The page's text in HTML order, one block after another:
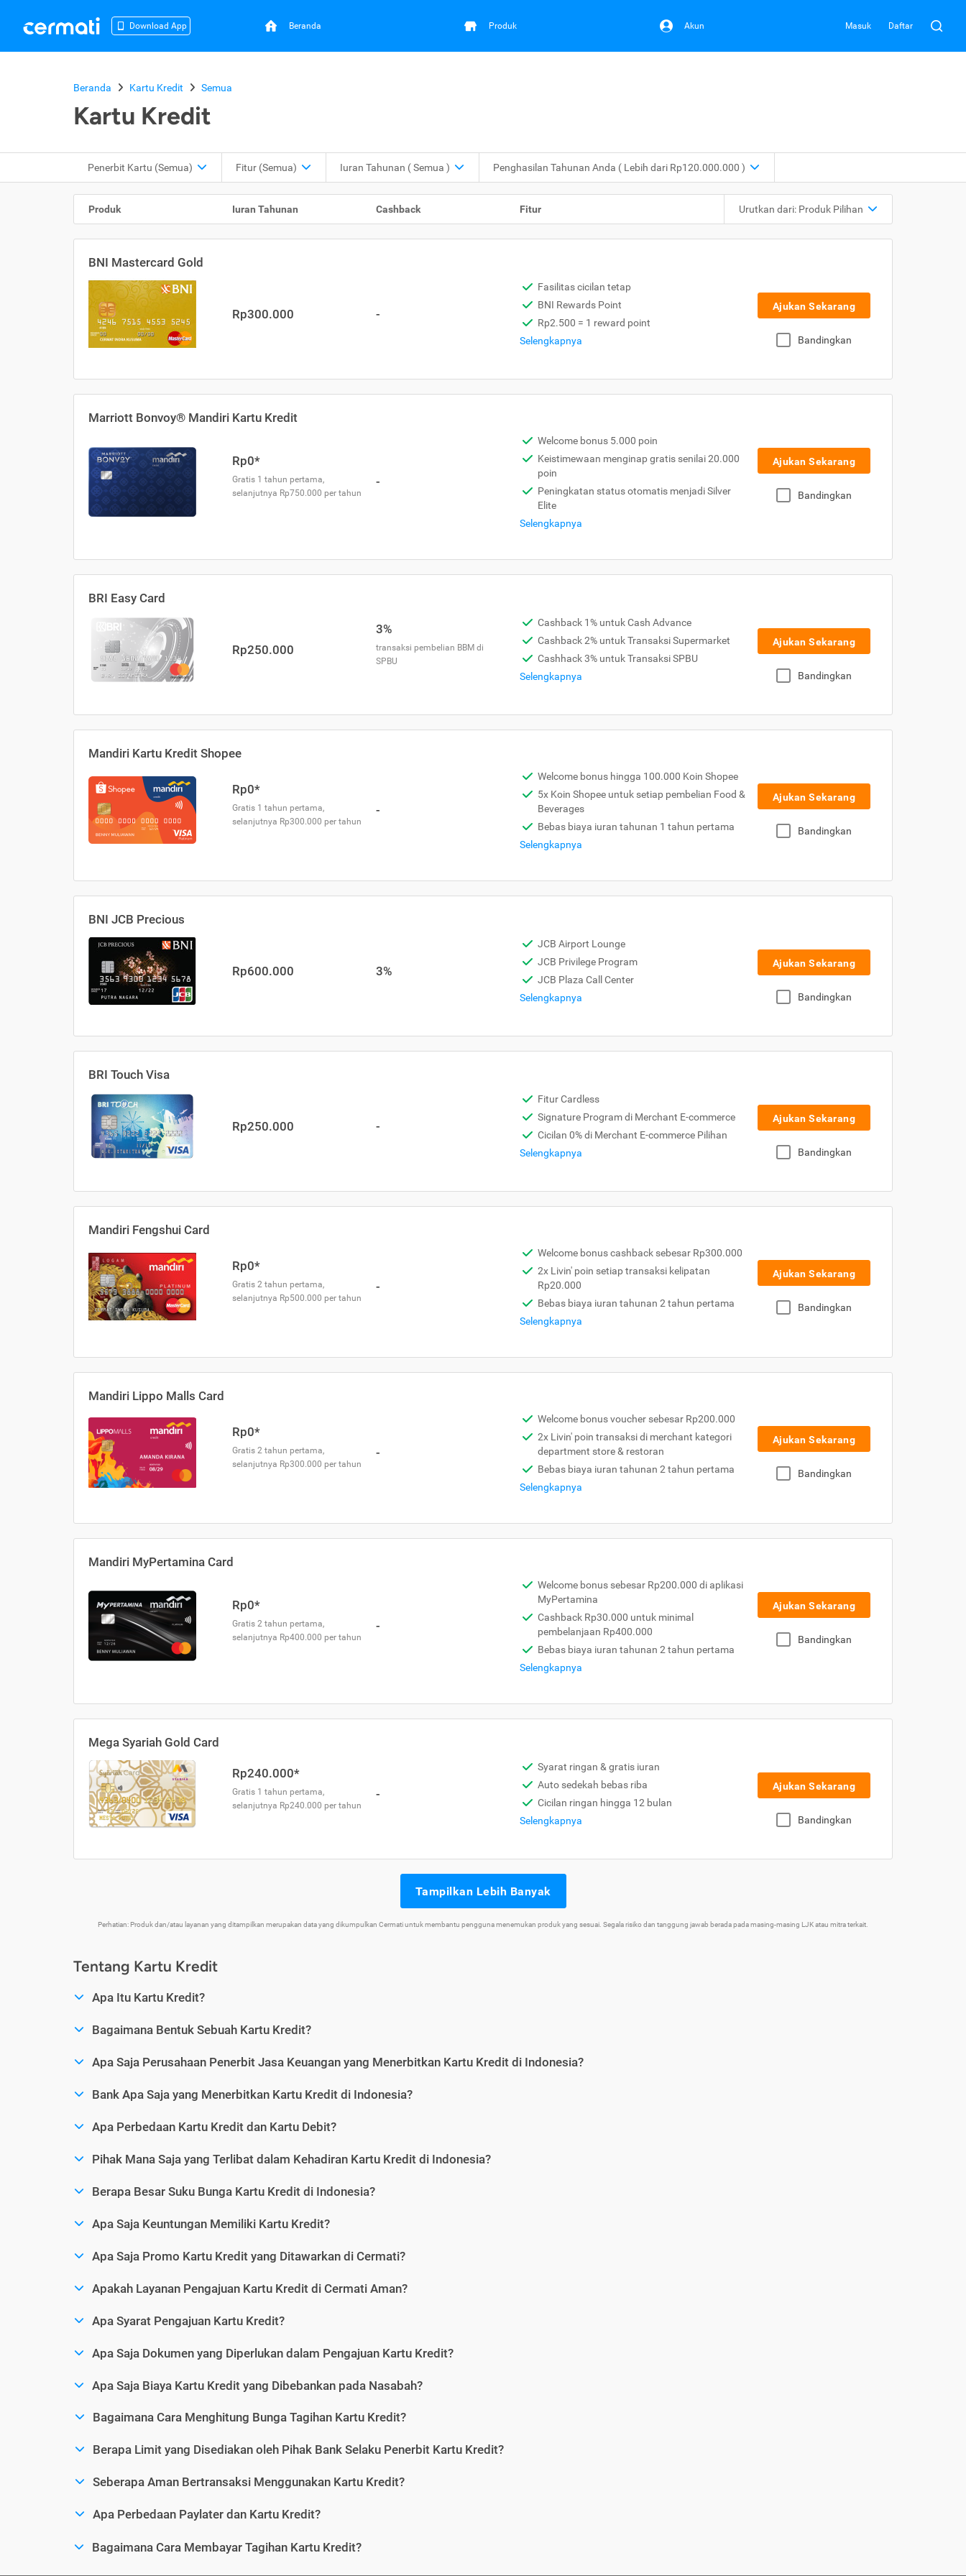
Download App Beranda Produk Akun Masuk Daftar
Beranda Kartu Kredit Semua
Kartu Kredit
Penerbit Kartu (Semua) Fitur (Semua) Iuran Tahunan ( Semua ) Penghasilan Tahunan Anda ( Lebih dari Rp120.000.000 )
Produk Iuran Tahunan Cashback Fitur Urutkan dari: Produk Pilihan
BNI Mastercard Gold
Rp300.000 -
Fasilitas cicilan tetap
BNI Rewards Point
Rp2.500 = 1 reward point
Selengkapnya
Ajukan Sekarang
Bandingkan
Marriott Bonvoy® Mandiri Kartu Kredit
Rp0*
Gratis 1 tahun pertama,
selanjutnya Rp750.000 per tahun
-
Welcome bonus 5.000 poin
Keistimewaan menginap gratis senilai 20.000
poin
Peningkatan status otomatis menjadi Silver
Elite
Selengkapnya
Ajukan Sekarang
Bandingkan
BRI Easy Card
Rp250.000
3%
transaksi pembelian BBM di
SPBU
Cashback 1% untuk Cash Advance
Cashback 2% untuk Transaksi Supermarket
Cashhack 3% untuk Transaksi SPBU
Selengkapnya
Ajukan Sekarang
Bandingkan
Mandiri Kartu Kredit Shopee
Rp0*
Gratis 1 tahun pertama,
selanjutnya Rp300.000 per tahun
-
Welcome bonus hingga 100.000 Koin Shopee
5x Koin Shopee untuk setiap pembelian Food &
Beverages
Bebas biaya iuran tahunan 1 tahun pertama
Selengkapnya
Ajukan Sekarang
Bandingkan
BNI JCB Precious
Rp600.000 3%
JCB Airport Lounge
JCB Privilege Program
JCB Plaza Call Center
Selengkapnya
Ajukan Sekarang
Bandingkan
BRI Touch Visa
Rp250.000 -
Fitur Cardless
Signature Program di Merchant E-commerce
Cicilan 0% di Merchant E-commerce Pilihan
Selengkapnya
Ajukan Sekarang
Bandingkan
Mandiri Fengshui Card
Rp0*
Gratis 2 tahun pertama,
selanjutnya Rp500.000 per tahun
-
Welcome bonus cashback sebesar Rp300.000
2x Livin' poin setiap transaksi kelipatan
Rp20.000
Bebas biaya iuran tahunan 2 tahun pertama
Selengkapnya
Ajukan Sekarang
Bandingkan
Mandiri Lippo Malls Card
Rp0*
Gratis 2 tahun pertama,
selanjutnya Rp300.000 per tahun
-
Welcome bonus voucher sebesar Rp200.000
2x Livin' poin transaksi di merchant kategori
department store & restoran
Bebas biaya iuran tahunan 2 tahun pertama
Selengkapnya
Ajukan Sekarang
Bandingkan
Mandiri MyPertamina Card
Rp0*
Gratis 2 tahun pertama,
selanjutnya Rp400.000 per tahun
-
Welcome bonus sebesar Rp200.000 di aplikasi
MyPertamina
Cashback Rp30.000 untuk minimal
pembelanjaan Rp400.000
Bebas biaya iuran tahunan 2 tahun pertama
Selengkapnya
Ajukan Sekarang
Bandingkan
Mega Syariah Gold Card
Rp240.000*
Gratis 1 tahun pertama,
selanjutnya Rp240.000 per tahun
-
Syarat ringan & gratis iuran
Auto sedekah bebas riba
Cicilan ringan hingga 12 bulan
Selengkapnya
Ajukan Sekarang
Bandingkan
Tampilkan Lebih Banyak
Perhatian: Produk dan/atau layanan yang ditampilkan merupakan data yang dikumpulkan Cermati untuk membantu pengguna menemukan produk yang sesuai. Segala risiko dan tanggung jawab berada pada masing-masing LJK atau mitra terkait.
Tentang Kartu Kredit
Apa Itu Kartu Kredit?
Bagaimana Bentuk Sebuah Kartu Kredit?
Apa Saja Perusahaan Penerbit Jasa Keuangan yang Menerbitkan Kartu Kredit di Indonesia?
Bank Apa Saja yang Menerbitkan Kartu Kredit di Indonesia?
Apa Perbedaan Kartu Kredit dan Kartu Debit?
Pihak Mana Saja yang Terlibat dalam Kehadiran Kartu Kredit di Indonesia?
Berapa Besar Suku Bunga Kartu Kredit di Indonesia?
Apa Saja Keuntungan Memiliki Kartu Kredit?
Apa Saja Promo Kartu Kredit yang Ditawarkan di Cermati?
Apakah Layanan Pengajuan Kartu Kredit di Cermati Aman?
Apa Syarat Pengajuan Kartu Kredit?
Apa Saja Dokumen yang Diperlukan dalam Pengajuan Kartu Kredit?
Apa Saja Biaya Kartu Kredit yang Dibebankan pada Nasabah?
Bagaimana Cara Menghitung Bunga Tagihan Kartu Kredit?
Berapa Limit yang Disediakan oleh Pihak Bank Selaku Penerbit Kartu Kredit?
Seberapa Aman Bertransaksi Menggunakan Kartu Kredit?
Apa Perbedaan Paylater dan Kartu Kredit?
Bagaimana Cara Membayar Tagihan Kartu Kredit?